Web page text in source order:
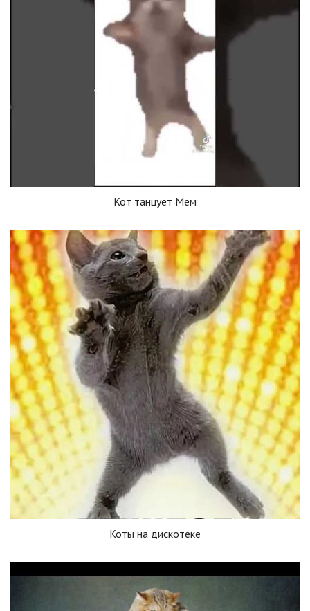
Кот танцует Мем
Коты на дискотеке